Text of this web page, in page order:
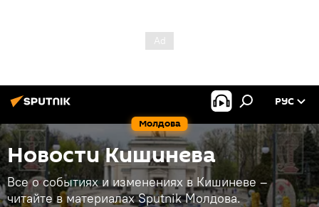
Молдова
РУС
Новости Кишинева
Все о событиях и изменениях в Кишиневе –
читайте в материалах Sputnik Молдова.